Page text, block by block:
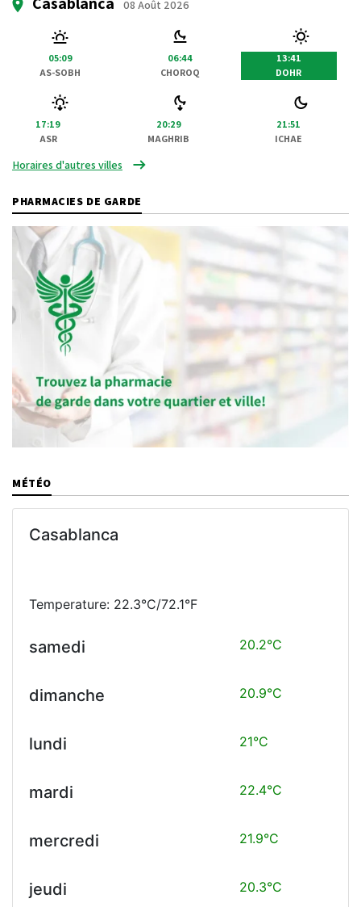
08 Août 2026
05:09
AS-SOBH
06:44
CHOROQ
13:41
DOHR
17:19
ASR
20:29
MAGHRIB
21:51
ICHAE
Horaires d'autres villes
PHARMACIES DE GARDE
MÉTÉO
Casablanca
Temperature: 22.3°C/72.1°F
samedi 20.2°C
dimanche 20.9°C
lundi 21°C
mardi 22.4°C
mercredi 21.9°C
jeudi 20.3°C